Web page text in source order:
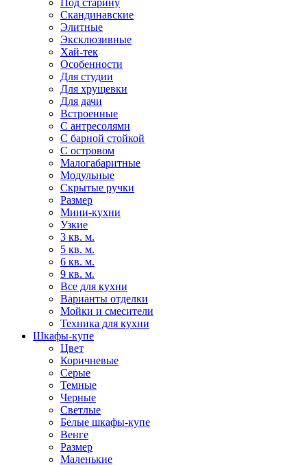
Под старину
Скандинавские
Элитные
Эксклюзивные
Хай-тек
Особенности
Для студии
Для хрущевки
Для дачи
Встроенные
С антресолями
С барной стойкой
С островом
Малогабаритные
Модульные
Скрытые ручки
Размер
Мини-кухни
Узкие
3 кв. м.
5 кв. м.
6 кв. м.
9 кв. м.
Все для кухни
Варианты отделки
Мойки и смесители
Техника для кухни
Шкафы-купе
Цвет
Коричневые
Серые
Темные
Черные
Светлые
Белые шкафы-купе
Венге
Размер
Маленькие